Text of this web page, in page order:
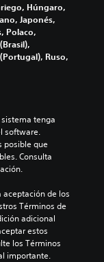
Húngaro,
Japonés,
Polaco,
Ruso,
tenga
software.
posible que
Consulta
aceptación de los
Términos de
adicional
estos
los Términos
importante.